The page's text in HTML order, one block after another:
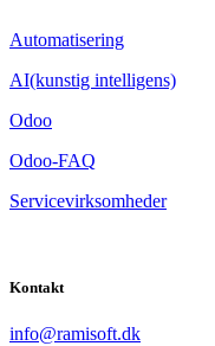
Automatisering
AI(kunstig intelligens)
Odoo
Odoo-FAQ
Servicevirksomheder
Kontakt
​info@ramisoft.dk